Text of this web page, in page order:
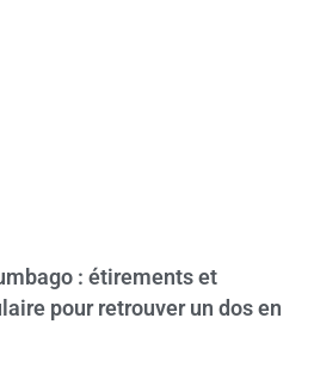
: étirements et
pour retrouver un dos en